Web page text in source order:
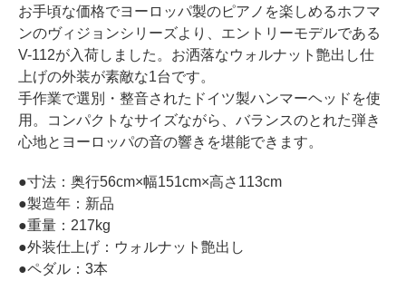
ホフマングランドピアノ
ホフマンアップライトピアノ
中古ピアノ
調律
お手頃な価格でヨーロッパ製のピアノを楽しめるホフマ
ンのヴィジョンシリーズより、エントリーモデルである
V-112が入荷しました。お洒落なウォルナット艶出し仕
上げの外装が素敵な1台です。
手作業で選別・整音されたドイツ製ハンマーヘッドを使
用。コンパクトなサイズながら、バランスのとれた弾き
心地とヨーロッパの音の響きを堪能できます。
●寸法：奥行56cm×幅151cm×高さ113cm
●製造年：新品
●重量：217kg
●外装仕上げ：ウォルナット艶出し
●ペダル：3本